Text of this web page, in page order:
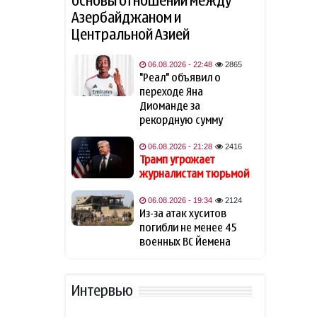
10:11
Пашинян: В настоящее
время членство в ЕС как
альтернатива ЕАЭС для
Армении не рассматривается
09:56
Euractiv: Рейкьявик
попросил Брюссель не
вмешиваться в референдум
по ЕС
09:51
Из России в Армению
транзитом через
Азербайджан будет
отправлено 8 вагонов с
пшеницей и 10 вагонов с
каменным углем
Вэнса кандидатом в
президенты США
Азербайджаном и
Центральной Азией
06.08.2026 - 22:48 2865
"Реал" объявил о
переходе Яна
Диоманде за
рекордную сумму
06.08.2026 - 21:28 2416
Трамп угрожает
журналистам тюрьмой
06.08.2026 - 19:34 2124
Из-за атак хуситов
погибли не менее 45
военных ВС Йемена
Интервью